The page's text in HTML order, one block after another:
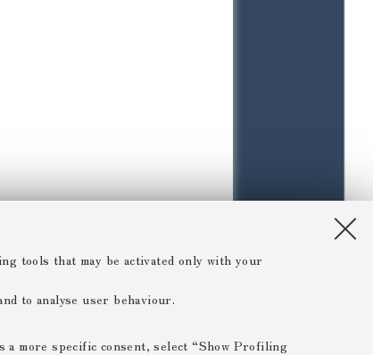
tools that may be activated only with your
to analyse user behaviour.
more specific consent, select “Show Profiling